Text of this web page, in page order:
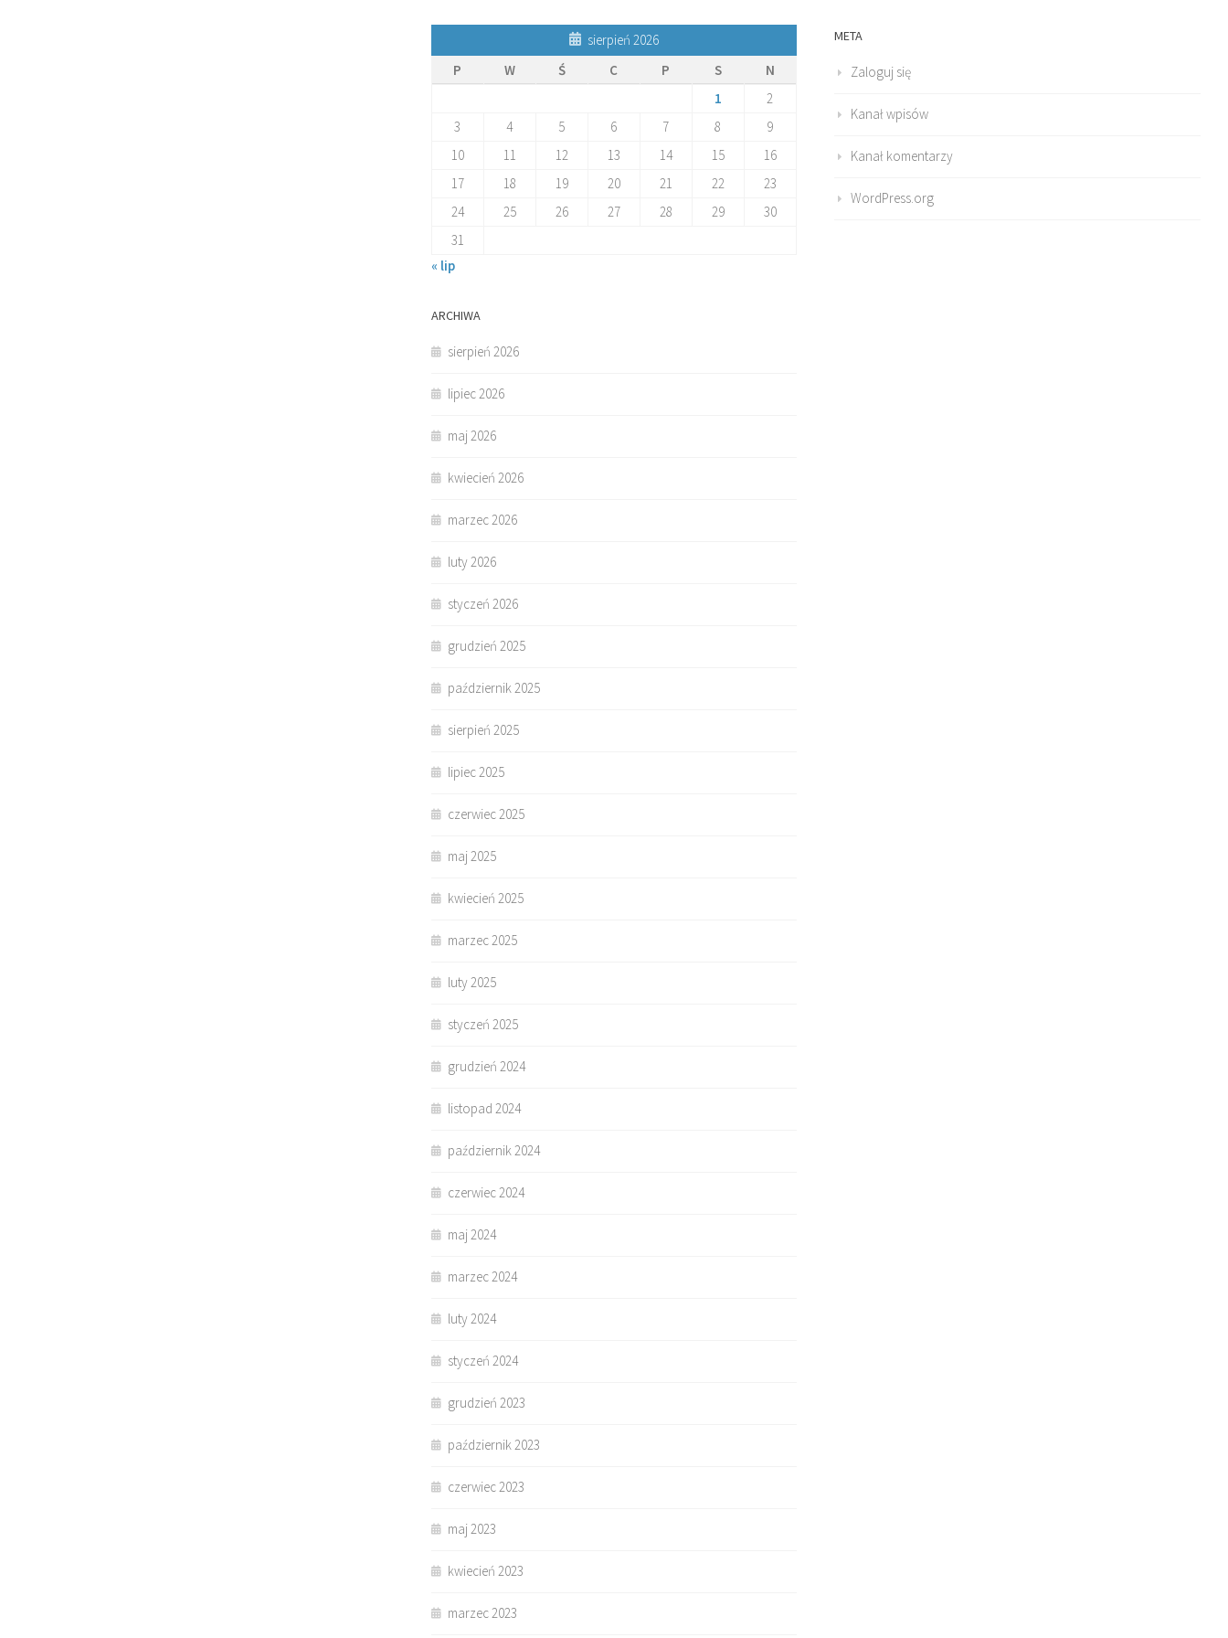
sierpień 2026
P
W Ś C P S
N
1
2
3
4 5 6 7 8
9
10
11 12 13 14 15
16
17
18 19 20 21 22
23
24
25 26 27 28 29
30
31
« lip
ARCHIWA
sierpień 2026
lipiec 2026
maj 2026
kwiecień 2026
marzec 2026
luty 2026
styczeń 2026
grudzień 2025
październik 2025
sierpień 2025
lipiec 2025
czerwiec 2025
maj 2025
kwiecień 2025
marzec 2025
luty 2025
styczeń 2025
grudzień 2024
listopad 2024
październik 2024
czerwiec 2024
maj 2024
marzec 2024
luty 2024
styczeń 2024
grudzień 2023
październik 2023
czerwiec 2023
maj 2023
kwiecień 2023
marzec 2023
META
Zaloguj się
Kanał wpisów
Kanał komentarzy
WordPress.org